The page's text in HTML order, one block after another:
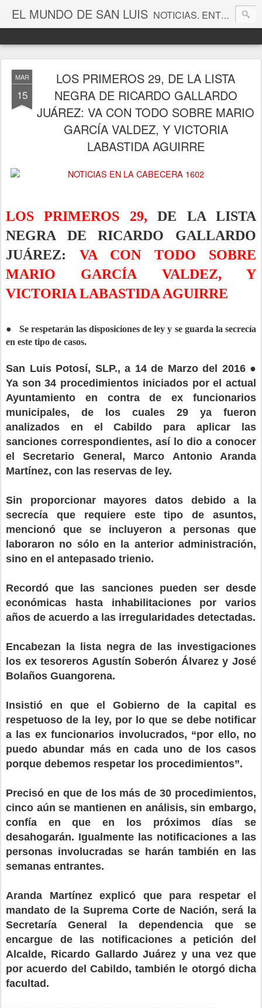
EL MUNDO DE SAN LUIS NOTICIAS. ENTRETENIMIENTO. EDITORIALES. CANAL DE VÍDEOS. GALERÍA DE FOTOGRAFÍAS.
MAR
15
LOS PRIMEROS 29, DE LA LISTA
NEGRA DE RICARDO GALLARDO
JUÁREZ: VA CON TODO SOBRE MARIO
GARCÍA VALDEZ, Y VICTORIA
LABASTIDA AGUIRRE
LOS PRIMEROS 29,DE LA LISTA
NEGRA DE RICARDO GALLARDO
JUÁREZ: VA CON TODO SOBRE
MARIO GARCÍA VALDEZ, Y
VICTORIA LABASTIDA AGUIRRE
● Se respetarán las disposiciones de ley y se guarda la secrecía
en este tipo de casos.
San Luis Potosí, SLP., a 14 de Marzo del 2016 ●
Ya son 34 procedimientos iniciados por el actual
Ayuntamiento en contra de ex funcionarios
municipales, de los cuales 29 ya fueron
analizados en el Cabildo para aplicar las
sanciones correspondientes, así lo dio a conocer
el Secretario General, Marco Antonio Aranda
Martínez, con las reservas de ley.
Sin proporcionar mayores datos debido a la
secrecía que requiere este tipo de asuntos,
mencionó que se incluyeron a personas que
laboraron no sólo en la anterior administración,
sino en el antepasado trienio.
Recordó que las sanciones pueden ser desde
económicas hasta inhabilitaciones por varios
años de acuerdo a las irregularidades detectadas.
Encabezan la lista negra de las investigaciones
los ex tesoreros Agustín Soberón Álvarez y José
Bolaños Guangorena.
Insistió en que el Gobierno de la capital es
respetuoso de la ley, por lo que se debe notificar
a las ex funcionarios involucrados, “por ello, no
puedo abundar más en cada uno de los casos
porque debemos respetar los procedimientos”.
Precisó en que de los más de 30 procedimientos,
cinco aún se mantienen en análisis, sin embargo,
confía en que en los próximos días se
desahogarán. Igualmente las notificaciones a las
personas involucradas se harán también en las
semanas entrantes.
Aranda Martínez explicó que para respetar el
mandato de la Suprema Corte de Nación, será la
Secretaría General la dependencia que se
encargue de las notificaciones a petición del
Alcalde, Ricardo Gallardo Juárez y una vez que
por acuerdo del Cabildo, también le otorgó dicha
facultad.